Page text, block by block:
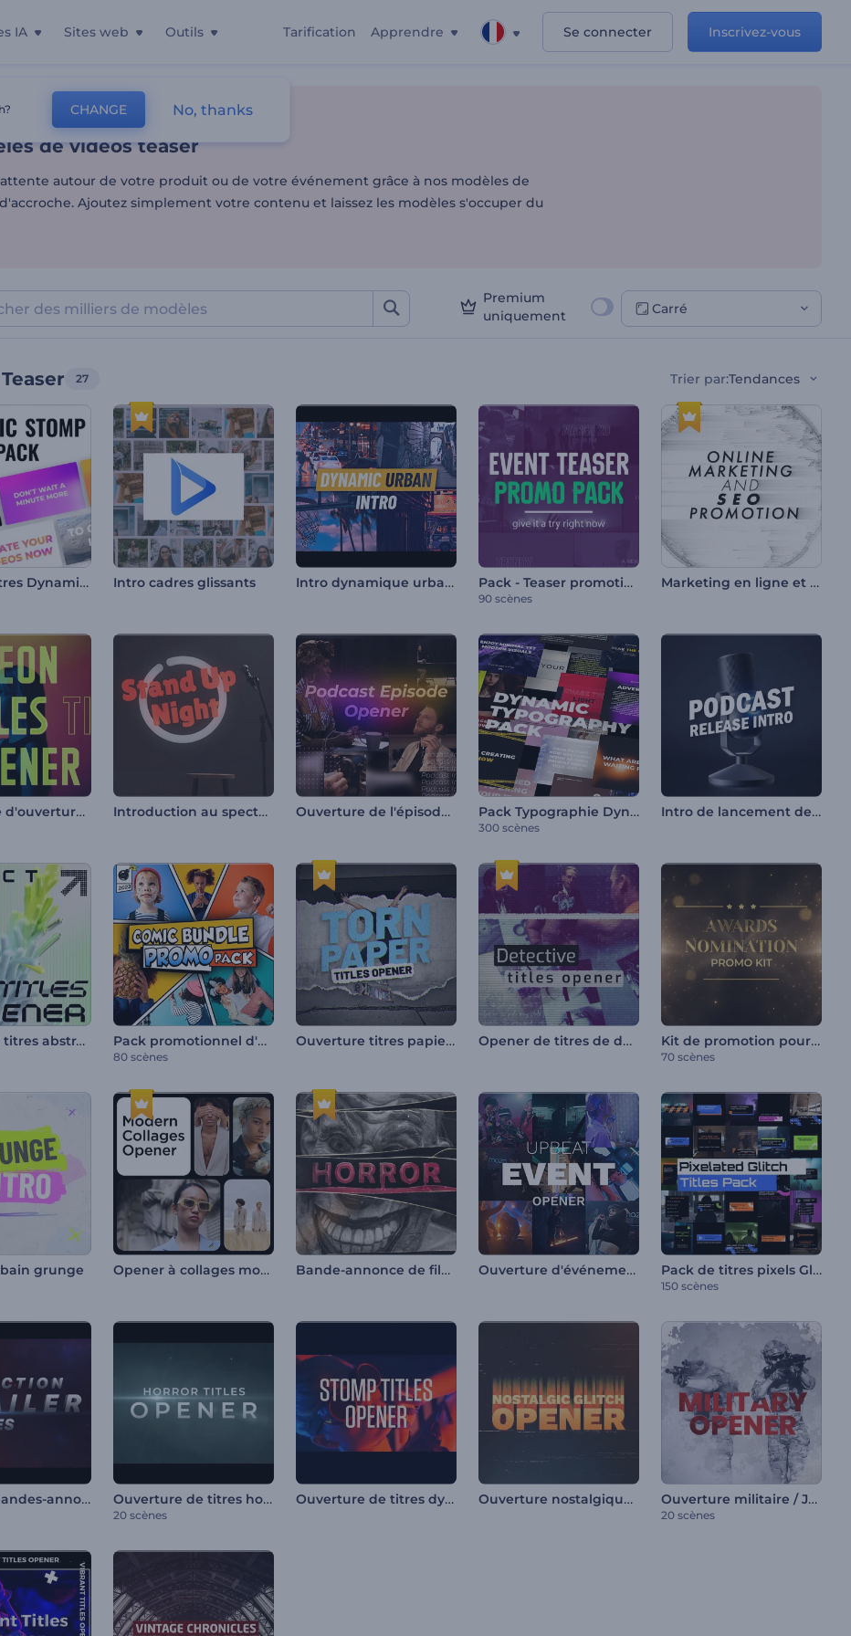
IA Sites web Outils Tarification Apprendre Se connecter Inscrivez-vous
de vidéos teaser
Modèles Montage Vidéo Vidéos Teaser
de vidéos teaser
autour de votre produit ou de votre événement grâce à nos modèles de
Ajoutez simplement votre contenu et laissez les modèles s'occuper du
Premium
uniquement
Carré
27 Trier par:Tendances
Pack de titres Dynamic Stomp Intro cadres glissants Intro dynamique urbaine Pack - Teaser promotionnel des événements
90 scènes
Marketing en ligne et Promotion SEO
Générique d'ouverture Neon Titles Introduction au spectacle d'humour Ouverture de l'épisode du podcast Pack Typographie Dynamique
300 scènes
Intro de lancement de podcast
Ouverture titres abstraits Pack promotionnel d'offres groupées de bandes dessinées
80 scènes
Ouverture titres papier déchiré Opener de titres de détective Kit de promotion pour les nominations aux prix
70 scènes
grunge Opener à collages modernes Bande-annonce de film d'horreur Ouverture d'événement enjoué Pack de titres pixels Glitch
150 scènes
Titres de bandes-annonces d'action Ouverture de titres horreur
20 scènes
Ouverture de titres dynamiques Ouverture nostalgique glitch Ouverture militaire / Jour de la Victoire
20 scènes
CHANGE No, thanks